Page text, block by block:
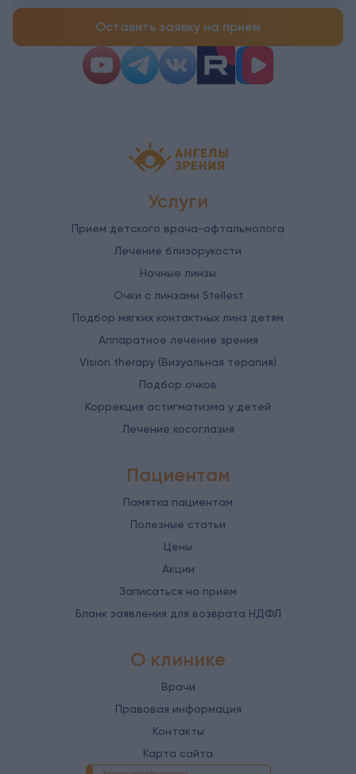
Оставить заявку на приём
Детская офтальмология Ангелы
Услуги
Прием детского врача-офтальмолога
Лечение близорукости
Ночные линзы
Очки с линзами Stellest
Подбор мягких контактных линз детям
Аппаратное лечение зрения
Vision therapy (Визуальная терапия)
Подбор очков
Коррекция астигматизма у детей
Лечение косоглазия
Пациентам
Памятка пациентам
Полезные статьи
Цены
Акции
Записаться на прием
Бланк заявления для возврата НДФЛ
О клинике
Врачи
Правовая информация
Контакты
Карта сайта